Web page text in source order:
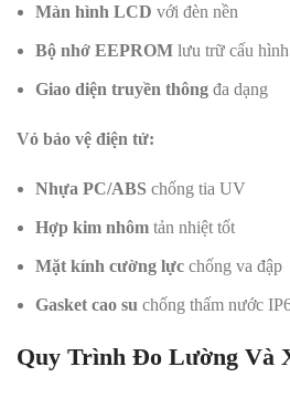
Màn hình LCD với đèn nền
Bộ nhớ EEPROM lưu trữ cấu hình
Giao diện truyền thông đa dạng
Vỏ bảo vệ điện tử:
Nhựa PC/ABS chống tia UV
Hợp kim nhôm tản nhiệt tốt
Mặt kính cường lực chống va đập
Gasket cao su chống thấm nước
Quy Trình Đo Lường Và